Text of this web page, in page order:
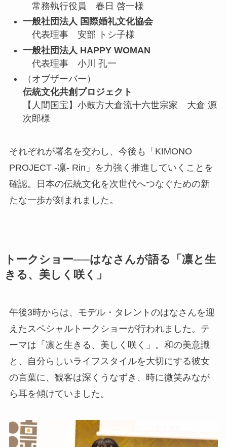
常務執行役員 春日 啓一様
一般社団法人 国際婚礼文化協会
代表理事 安部 トシ子様
一般社団法人 HAPPY WOMAN
代表理事 小川 孔一
（オブザーバー）
伝統文化共創プロジェクト
【人間国宝】小鼓方大倉流十六世宗家 大倉 源
次郎様
それぞれが署名を交わし、今後も「KIMONO
PROJECT -凛- Rin」を力強く推進していくことを
確認。日本の伝統文化を次世代へつなぐための新
たな一歩が刻まれました。
トークショー──はなさんが語る「凛と生
きる、美しく咲く」
午後3時からは、モデル・タレントのはなさんを迎
えたスペシャルトークショーが行われました。テ
ーマは「凛と生きる、美しく咲く」。和の美意識
と、自分らしいライフスタイルを大切にする彼女
の言葉に、観客は深くうなずき、時に微笑みなが
ら耳を傾けていました。